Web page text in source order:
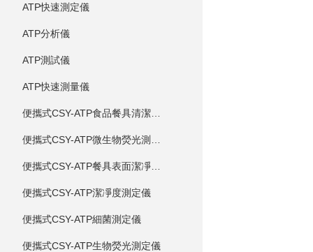
ATP快速測定儀
ATP分析儀
ATP測試儀
ATP快速測量儀
便攜式CSY-ATP潔凈度測定儀
便攜式CSY-ATP細菌測定儀
便攜式CSY-ATP生物熒光測定儀